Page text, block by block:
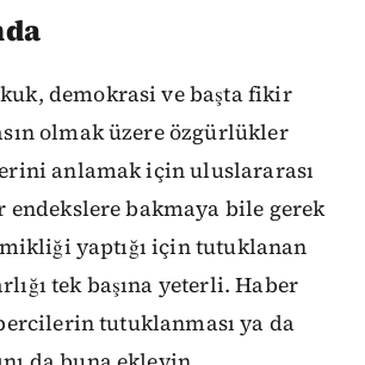
demokrasi ve başta fikir
olmak üzere özgürlükler
anlamak için uluslararası
bakmaya bile gerek
yaptığı için tutuklanan
tek başına yeterli. Haber
tutuklanması ya da